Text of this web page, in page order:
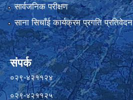
सार्वजनिक परीक्षण
साना सिचाँई कार्यक्रम प्रगति प्रतिवेदन
संपर्क
०२९-४२११२४
०२९-४२११२५